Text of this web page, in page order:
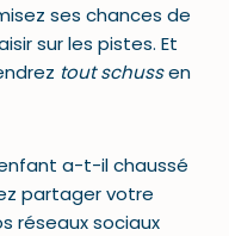
ses chances de
sur les pistes. Et
tout schussen
a-t-il chaussé
partager votre
réseaux sociaux